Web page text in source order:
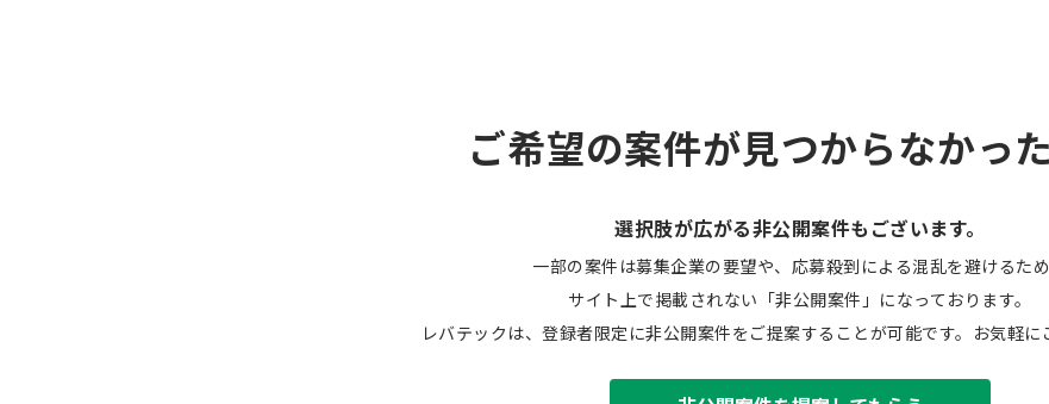
ご希望の案件が見つからなかっ
選択肢が広がる非公開案件もございます。
一部の案件は募集企業の要望や、応募殺到による混乱を避けるため
サイト上で掲載されない「非公開案件」になっております。
レバテックは、登録者限定に非公開案件をご提案することが可能です。お気軽に